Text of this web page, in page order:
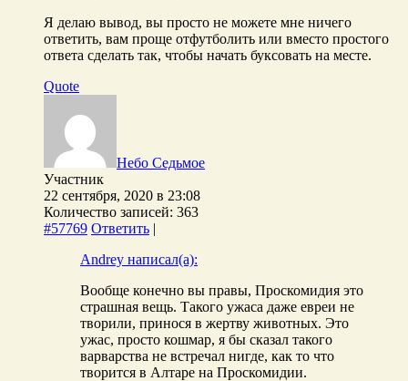
Я делаю вывод, вы просто не можете мне ничего
ответить, вам проще отфутболить или вместо простого
ответа сделать так, чтобы начать буксовать на месте.
Quote
Небо Седьмое
Участник
22 сентября, 2020 в 23:08
Количество записей: 363
#57769 Ответить |
Andrey написал(а):
Вообще конечно вы правы, Проскомидия это
страшная вещь. Такого ужаса даже евреи не
творили, принося в жертву животных. Это
ужас, просто кошмар, я бы сказал такого
варварства не встречал нигде, как то что
творится в Алтаре на Проскомидии.